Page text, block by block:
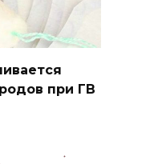
при ГВ